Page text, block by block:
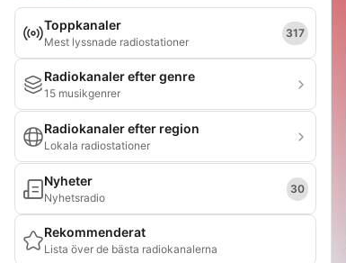
Toppkanaler
Mest lyssnade radiostationer
317
Radiokanaler efter genre
15 musikgenrer
Radiokanaler efter region
Lokala radiostationer
Nyheter
Nyhetsradio
30
Rekommenderat
Lista över de bästa radiokanalerna